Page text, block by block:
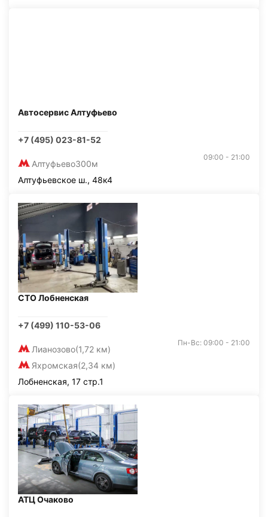
Автосервис Алтуфьево
+7 (495) 023-81-52
Алтуфьево300м
09:00 - 21:00
Алтуфьевское ш., 48к4
СТО Лобненская
+7 (499) 110-53-06
Лианозово(1,72 км)
Яхромская(2,34 км)
Пн-Вс: 09:00 - 21:00
Лобненская, 17 стр.1
АТЦ Очаково